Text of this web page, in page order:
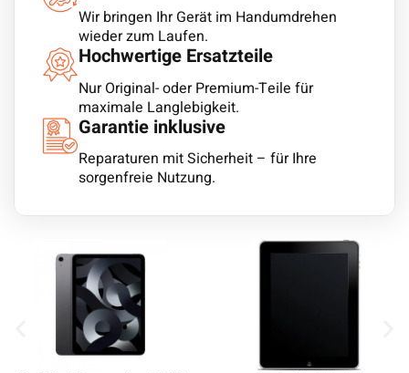
Wir bringen Ihr Gerät im Handumdrehen
wieder zum Laufen.
Hochwertige Ersatzteile
Nur Original- oder Premium-Teile für
maximale Langlebigkeit.
Garantie inklusive
Reparaturen mit Sicherheit – für Ihre
sorgenfreie Nutzung.